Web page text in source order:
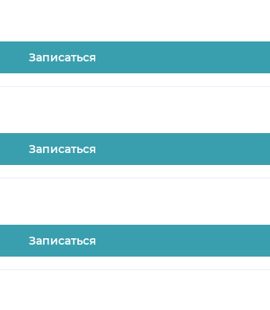
Записаться
Записаться
Записаться